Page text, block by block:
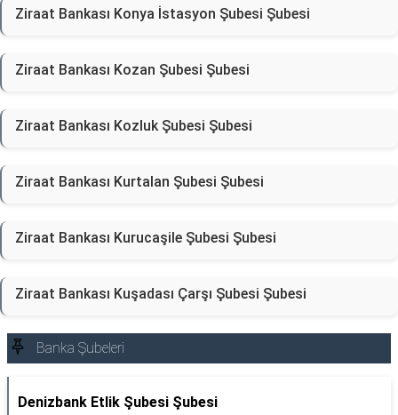
Ziraat Bankası Konya İstasyon Şubesi Şubesi
Ziraat Bankası Kozan Şubesi Şubesi
Ziraat Bankası Kozluk Şubesi Şubesi
Ziraat Bankası Kurtalan Şubesi Şubesi
Ziraat Bankası Kurucaşile Şubesi Şubesi
Ziraat Bankası Kuşadası Çarşı Şubesi Şubesi
Banka Şubeleri
Denizbank Etlik Şubesi Şubesi